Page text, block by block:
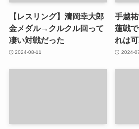
【レスリング】清岡幸大郎
金メダル→クルクル回って
凄い対戦だった
2024-08-11
手越
蓮戦
れは可
2024-